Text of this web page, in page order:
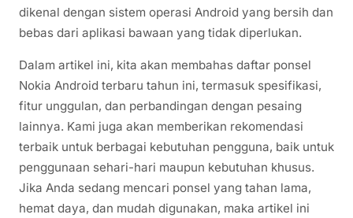
dikenal dengan sistem operasi Android yang bersih dan
bebas dari aplikasi bawaan yang tidak diperlukan.
Dalam artikel ini, kita akan membahas daftar ponsel
Nokia Android terbaru tahun ini, termasuk spesifikasi,
fitur unggulan, dan perbandingan dengan pesaing
lainnya. Kami juga akan memberikan rekomendasi
terbaik untuk berbagai kebutuhan pengguna, baik untuk
penggunaan sehari-hari maupun kebutuhan khusus.
Jika Anda sedang mencari ponsel yang tahan lama,
hemat daya, dan mudah digunakan, maka artikel ini